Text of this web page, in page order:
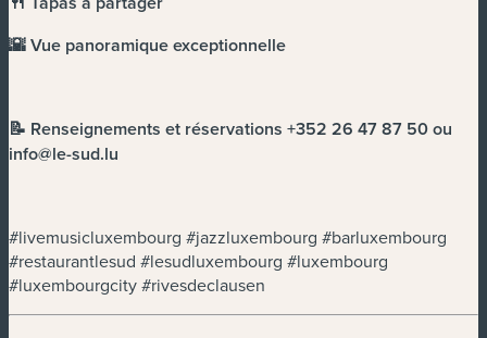
🌇 Vue panoramique exceptionnelle
📝 Renseignements et réservations +352 26 47 87 50 ou
info@le-sud.lu
#livemusicluxembourg #jazzluxembourg #barluxembourg
#restaurantlesud #lesudluxembourg #luxembourg
#luxembourgcity #rivesdeclausen